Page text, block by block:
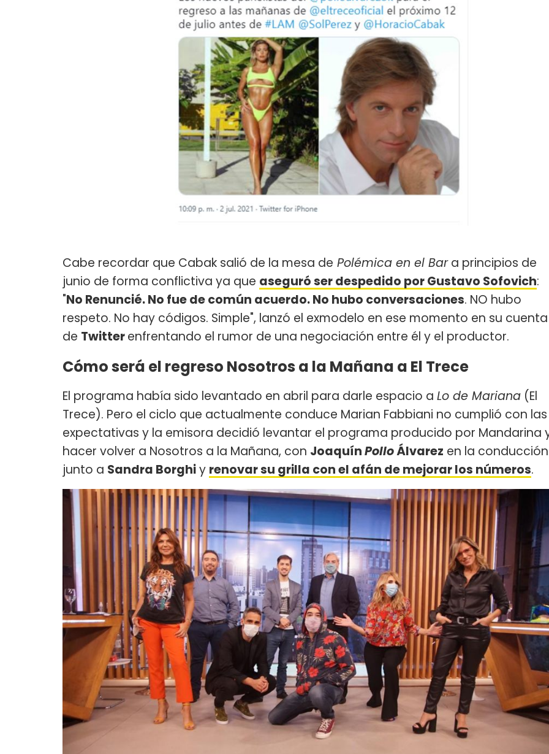
Cabe recordar que Cabak salió de la mesa de Polémica en el Bara principios de
junio de forma conflictiva ya que aseguró ser despedido por Gustavo Sofovich:
"No Renuncié. No fue de común acuerdo. No hubo conversaciones. NO hubo
respeto. No hay códigos. Simple", lanzó el exmodelo en ese momento en su cuenta
de Twitterenfrentando el rumor de una negociación entre él y el productor.
Cómo será el regreso Nosotros a la Mañana a El Trece
El programa había sido levantado en abril para darle espacio a Lo de Mariana (El
Trece). Pero el ciclo que actualmente conduce Marian Fabbiani no cumplió con las
expectativas y la emisora decidió levantar el programa producido por Mandarina
hacer volver a Nosotros a la Mañana, con JoaquínPolloÁlvarez en la conducción
junto a Sandra Borghiy renovar su grilla con el afán de mejorar los números.